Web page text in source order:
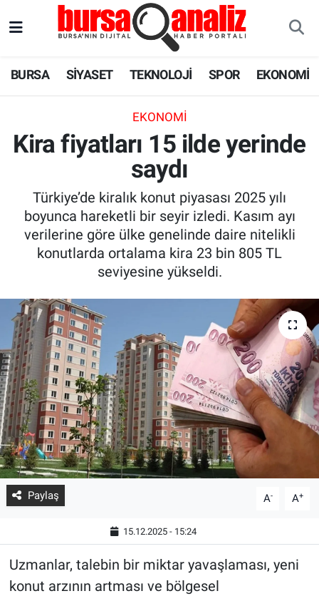
BURSA SİYASET TEKNOLOJİ SPOR EKONOMİ
EKONOMI
Kira fiyatları 15 ilde yerinde
saydı
Türkiye’de kiralık konut piyasası 2025 yılı
boyunca hareketli bir seyir izledi. Kasım ayı
verilerine göre ülke genelinde daire nitelikli
konutlarda ortalama kira 23 bin 805 TL
seviyesine yükseldi.
Paylaş A- A+
15.12.2025 - 15:24
Uzmanlar, talebin bir miktar yavaşlaması, yeni
konut arzının artması ve bölgesel
EKONOMİ
SAĞLIK
ASTROLOJİ
BLOG
Süper Lig Puan Durumu ve Fikstür
Tüm Manşetler
Son Dakika Haberleri
Haber Arşivi